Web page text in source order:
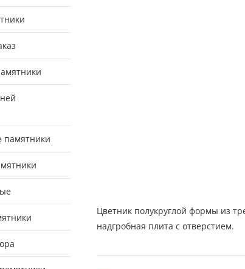
памятники
Цветник полукруглой формы из
надгробная плита с отверстием.